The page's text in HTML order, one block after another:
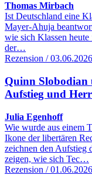
Thomas Mirbach
Ist Deutschland eine
Mayer-Ahuja
wie sich Klassen
der…
Rezension / 03.06.2026
Quinn Slobodian
Aufstieg und
Julia Egenhoff
Wie wurde aus einem
Ikone der libertären
zeichnen den Aufstieg
zeigen, wie sich Tec…
Rezension / 01.06.2026